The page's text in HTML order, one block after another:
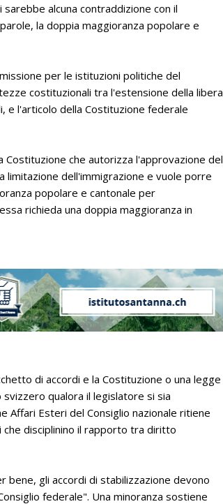
alcuna contraddizione con il
la doppia maggioranza popolare e
per le istituzioni politiche del
costituzionali tra l'estensione della libera
e l'articolo della Costituzione federale
Costituzione che autorizza l'approvazione del
limitazione dell'immigrazione e vuole porre
popolare e cantonale per
richieda una doppia maggioranza in
di accordi e la Costituzione o una legge
qualora il legislatore si sia
Affari Esteri del Consiglio nazionale ritiene
che disciplinino il rapporto tra diritto
bene, gli accordi di stabilizzazione devono
federale". Una minoranza sostiene